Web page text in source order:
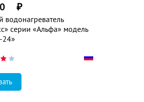
водонагреватель
серии «Альфа» модель
24»
₽